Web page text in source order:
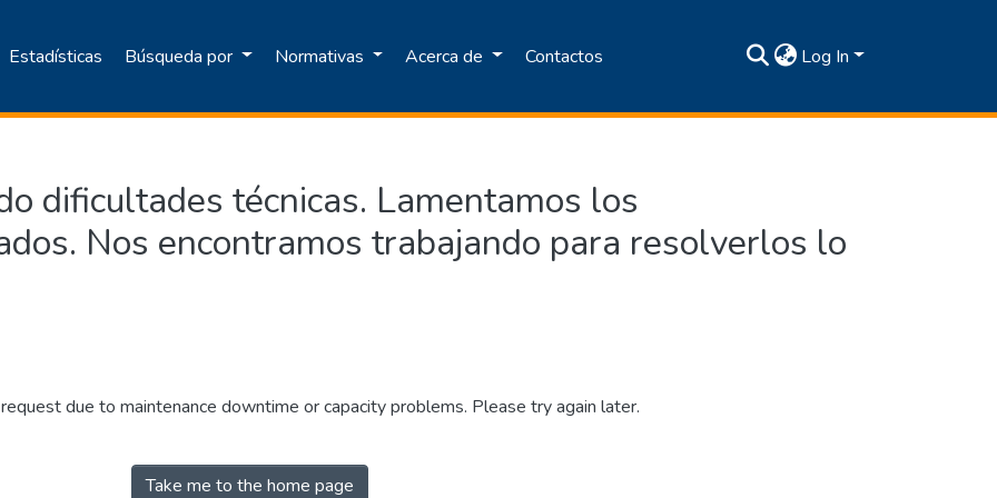
Estadísticas Búsqueda por Normativas Acerca de Contactos Log In
dificultades técnicas. Lamentamos los
Nos encontramos trabajando para resolverlos lo
due to maintenance downtime or capacity problems. Please try again later.
Take me to the home page